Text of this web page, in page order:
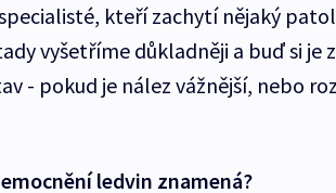
kteří zachytí nějaký
vyšetříme důkladněji a buď si je
- pokud je nález vážnější, nebo
ledvin znamená?